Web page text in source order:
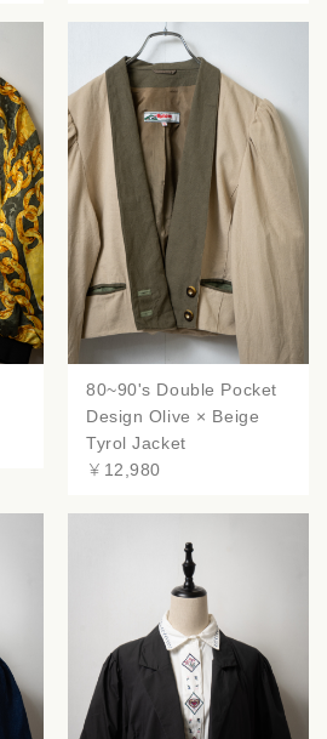
80~90's Double Pocket
Design Olive × Beige
Tyrol Jacket
￥12,980